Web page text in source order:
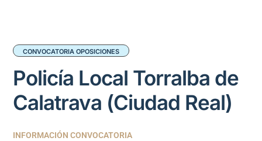
CONVOCATORIA OPOSICIONES
Policía Local Torralba de
Calatrava (Ciudad Real)
INFORMACIÓN CONVOCATORIA